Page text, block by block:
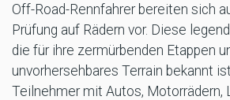
Off-Road-Rennfahrer bereiten sich
Prüfung auf Rädern vor. Diese
die für ihre zermürbenden Etappen
unvorhersehbares Terrain bekannt
Teilnehmer mit Autos, Motorrädern,